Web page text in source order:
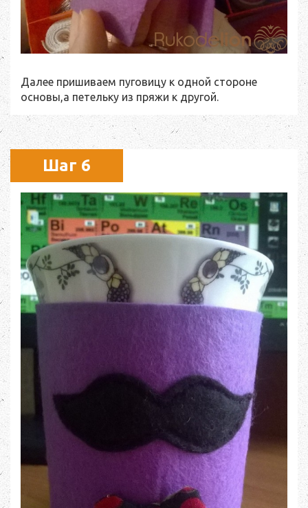
Далее пришиваем пуговицу к одной стороне
основы,а петельку из пряжи к другой.
Шаг 6